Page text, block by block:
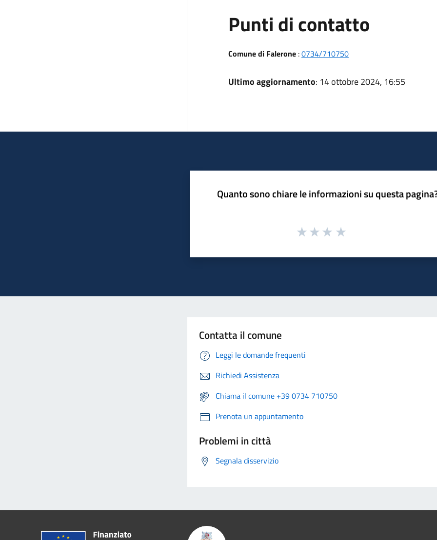
Punti di contatto
Comune di Falerone:0734/710750
Ultimo aggiornamento: 14 ottobre 2024, 16:55
Quanto sono chiare le informazioni su questa
Contatta il comune
Leggi le domande frequenti
Richiedi Assistenza
Chiama il comune +39 0734 710750
Prenota un appuntamento
Problemi in città
Segnala disservizio